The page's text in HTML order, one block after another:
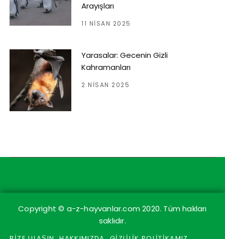
Arayışları
11 NISAN 2025
Yarasalar: Gecenin Gizli
Kahramanları
2 NISAN 2025
Copyright © a-z-hayvanlar.com 2020. Tüm hakları
saklıdır.